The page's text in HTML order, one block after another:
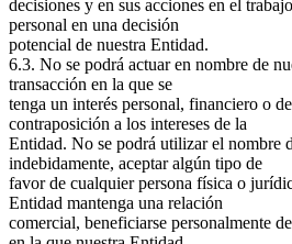
decisiones y en sus acciones en el
personal en una decisión
potencial de nuestra Entidad.
6.3. No se podrá actuar en nombre de
transacción en la que se
tenga un interés personal, financiero o
contraposición a los intereses de la
Entidad. No se podrá utilizar el nombre
indebidamente, aceptar algún tipo de
favor de cualquier persona física o
Entidad mantenga una relación
comercial, beneficiarse personalmente